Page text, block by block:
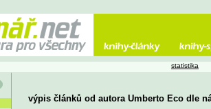
výpis článků od autora Umberto Eco dle
statistika